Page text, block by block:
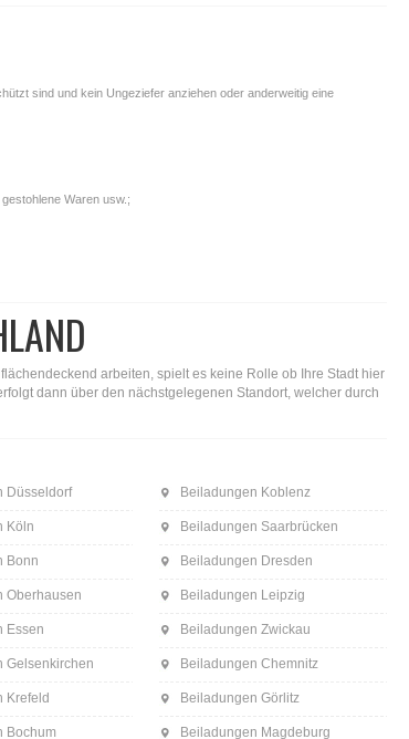
sind und kein Ungeziefer anziehen oder anderweitig eine
Waren usw.;
arbeiten, spielt es keine Rolle ob Ihre Stadt hier
dann über den nächstgelegenen Standort, welcher durch
Düsseldorf
Köln
Bonn
Oberhausen
Essen
Gelsenkirchen
Krefeld
Bochum
Beiladungen Koblenz
Beiladungen Saarbrücken
Beiladungen Dresden
Beiladungen Leipzig
Beiladungen Zwickau
Beiladungen Chemnitz
Beiladungen Görlitz
Beiladungen Magdeburg